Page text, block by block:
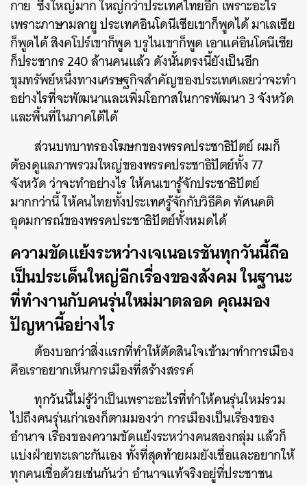
กาย ซึ่งใหญ่มาก ใหญ่กว่าประเทศไทยอีก เพราะอะไร
เพราะภาษามลายู ประเทศอินโดนีเซียเขาก็พูดได้ มาเลเซีย
ก็พูดได้ สิงคโปร์เขาก็พูด บรูไนเขาก็พูด เอาแค่อินโดนีเซีย
ก็ประชากร 240 ล้านคนแล้ว ดังนั้นตรงนี้ยังเป็นอีก
ขุมทรัพย์หนึ่งทางเศรษฐกิจสำคัญของประเทศเลยว่าจะทำ
อย่างไรที่จะพัฒนาและเพิ่มโอกาสในการพัฒนา 3 จังหวัด
และพื้นที่ในภาคใต้ได้
ส่วนบทบาทรองโฆษกของพรรคประชาธิปัตย์ ผมก็
ต้องดูแลภาพรวมใหญ่ของพรรคประชาธิปัตย์ทั้ง 77
จังหวัด ว่าจะทำอย่างไร ให้คนเขารู้จักประชาธิปัตย์
มากกว่านี้ ให้คนไทยทั้งประเทศรู้จักกับวิธีคิด ทัศนคติ
อุดมการณ์ของพรรคประชาธิปัตย์ทั้งหมดได้
ความขัดแย้งระหว่างเจเนอเรชันทุกวันนี้ถือ
เป็นประเด็นใหญ่อีกเรื่องของสังคม ในฐานะ
ที่ทำงานกับคนรุ่นใหม่มาตลอด คุณมอง
ปัญหานี้อย่างไร
ต้องบอกว่าสิ่งแรกที่ทำให้ตัดสินใจเข้ามาทำการเมือง
คือเราอยากเห็นการเมืองที่สร้างสรรค์
ทุกวันนี้ไม่รู้ว่าเป็นเพราะอะไรที่ทำให้คนรุ่นใหม่รวม
ไปถึงคนรุ่นเก่าเองก็ตามมองว่า การเมืองเป็นเรื่องของ
อำนาจ เรื่องของความขัดแย้งระหว่างคนสองกลุ่ม แล้วก็
แบ่งฝ่ายทะเลาะกันเอง ทั้งที่สุดท้ายผมยังเชื่อและอยากให้
ทุกคนเชื่อด้วยเช่นกันว่า อำนาจแท้จริงอยู่ที่ประชาชน